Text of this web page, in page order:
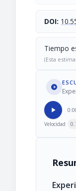
DOI:
Tiempo
(Esta
Velocidad